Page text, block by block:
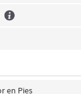
en Pies